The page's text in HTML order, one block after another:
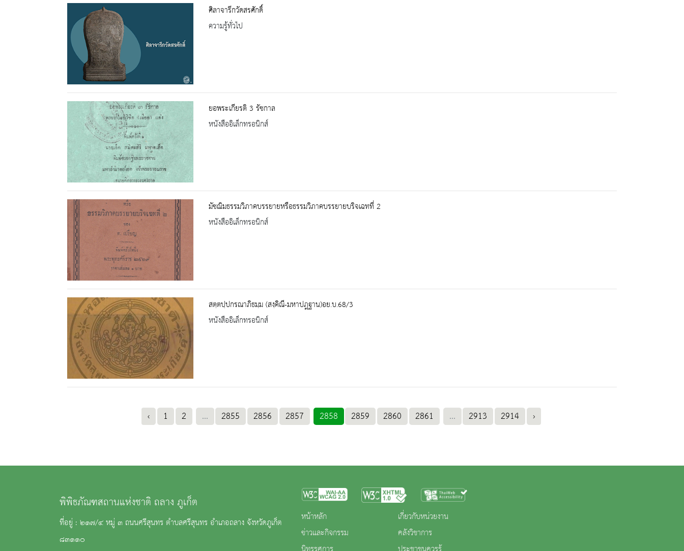
ศิลาจารึกวัดสรศักดิ์
ความรู้ทั่วไป
ยอพระเกียรติ 3 รัชกาล
หนังสืออิเล็กทรอนิกส์
มัชฌิมธรรมวิภาคบรรยายหรือธรรมวิภาคบรรยายบริจเฉทที่ 2
หนังสืออิเล็กทรอนิกส์
สตฺตปฺปกรณาภิธมฺม (สงฺคิณี-มหาปฎฐาน)อย.บ.68/3
หนังสืออิเล็กทรอนิกส์
‹ 1 2 ... 2855 2856 2857 2858 2859 2860 2861 ... 2913 2914 ›
พิพิธภัณฑสถานแห่งชาติ ถลาง ภูเก็ต
ที่อยู่ : ๒๑๗/๔ หมู่ ๓ ถนนศรีสุนทร ตำบลศรีสุนทร อำเภอถลาง จังหวัดภูเก็ต
๘๓๑๑๐
หน้าหลัก
ข่าวและกิจกรรม
เกี่ยวกับหน่วยงาน
คลังวิชาการ